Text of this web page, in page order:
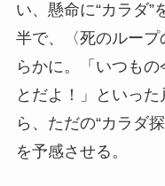
い、懸命に“カラダ
半で、〈死のループ
らかに。「いつも
とだよ！」といっ
ら、ただの“カラダ
を予感させる。